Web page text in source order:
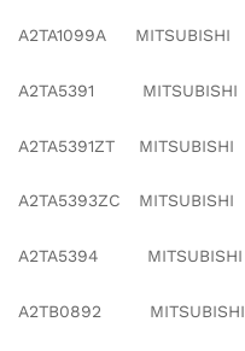
A2TA1099A MITSUBISHI
A2TA5391 MITSUBISHI
A2TA5391ZT MITSUBISHI
A2TA5393ZC MITSUBISHI
A2TA5394 MITSUBISHI
A2TB0892 MITSUBISHI